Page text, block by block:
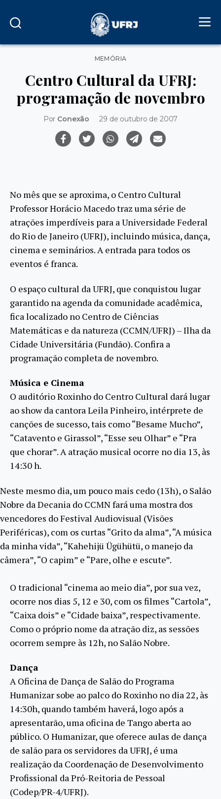
Categorias
MEMÓRIA
Centro Cultural da UFRJ:
programação de novembro
Por Conexão 29 de outubro de 2007
No mês que se aproxima, o Centro Cultural
Professor Horácio Macedo traz uma série de
atrações imperdíveis para a Universidade Federal
do Rio de Janeiro (UFRJ), incluindo música, dança,
cinema e seminários. A entrada para todos os
eventos é franca.
O espaço cultural da UFRJ, que conquistou lugar
garantido na agenda da comunidade acadêmica,
fica localizado no Centro de Ciências
Matemáticas e da natureza (CCMN/UFRJ) – Ilha da
Cidade Universitária (Fundão). Confira a
programação completa de novembro.
Música e Cinema
O auditório Roxinho do Centro Cultural dará lugar
ao show da cantora Leila Pinheiro, intérprete de
canções de sucesso, tais como “Besame Mucho”,
“Catavento e Girassol”, “Esse seu Olhar” e “Pra
que chorar”. A atração musical ocorre no dia 13, às
14:30 h.
Neste mesmo dia, um pouco mais cedo (13h), o Salão
Nobre da Decania do CCMN fará uma mostra dos
vencedores do Festival Audiovisual (Visões
Periféricas), com os curtas “Grito da alma”, “A música
da minha vida”, “Kahehijü Ügühütü, o manejo da
câmera”, “O capim” e “Pare, olhe e escute”.
O tradicional “cinema ao meio dia”, por sua vez,
ocorre nos dias 5, 12 e 30, com os filmes “Cartola”,
“Caixa dois” e “Cidade baixa”, respectivamente.
Como o próprio nome da atração diz, as sessões
ocorrem sempre às 12h, no Salão Nobre.
Dança
A Oficina de Dança de Salão do Programa
Humanizar sobe ao palco do Roxinho no dia 22, às
14:30h, quando também haverá, logo após a
apresentarão, uma oficina de Tango aberta ao
público. O Humanizar, que oferece aulas de dança
de salão para os servidores da UFRJ, é uma
realização da Coordenação de Desenvolvimento
Profissional da Pró-Reitoria de Pessoal
(Codep/PR-4/UFRJ).